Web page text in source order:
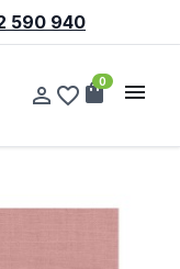
590 940
person_outline favorite_border shopping_bag
0 menu